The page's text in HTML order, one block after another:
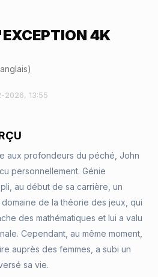
4K
2026, 13:55
aux profondeurs du péché, John
personnellement. Génie
au début de sa carrière, un
de la théorie des jeux, qui
des mathématiques et lui a valu
Cependant, au même moment,
auprès des femmes, a subi un
sa vie.